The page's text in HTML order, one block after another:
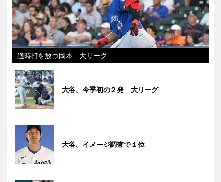
適時打を放つ岡本 大リーグ
大谷、今季初の２発 大リーグ
大谷、イメージ調査で１位